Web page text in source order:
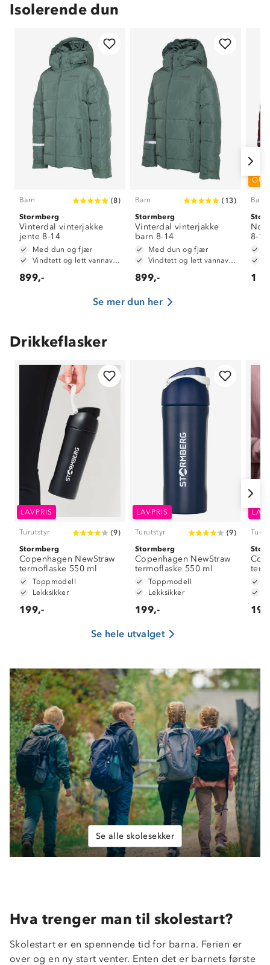
Isolerende dun
Barn (8)
Stormberg
Vinterdal vinterjakke
jente 8-14
Med dun og fjær
Vindtett og lett vannavstøtende
899,-
Barn ( 13)
Stormberg
Vinterdal vinterjakke
barn 8-14
Med dun og fjær
Vindtett og lett vannavstøtende
899,-
Barn
8-14
1
Se mer dun her
Drikkeflasker
LAVPRIS
Turutstyr (9)
Stormberg
Copenhagen NewStraw
termoflaske 550 ml
Toppmodell
Lekksikker
199,-
LAVPRIS
Turutstyr (9)
Stormberg
Copenhagen NewStraw
termoflaske 550 ml
Toppmodell
Lekksikker
199,-
Se hele utvalget
Se alle skolesekker
Hva trenger man til skolestart?
Skolestart er en spennende tid for barna. Ferien er
over og en ny start venter. Enten det er barnets første